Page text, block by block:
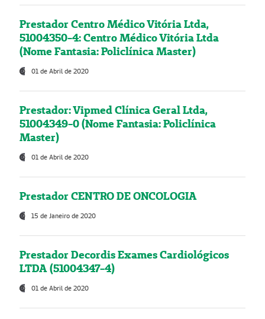
Prestador Centro Médico Vitória Ltda,
51004350-4: Centro Médico Vitória Ltda
(Nome Fantasia: Policlínica Master)
01 de Abril de 2020
Prestador: Vipmed Clínica Geral Ltda,
51004349-0 (Nome Fantasia: Policlínica
Master)
01 de Abril de 2020
Prestador CENTRO DE ONCOLOGIA
15 de Janeiro de 2020
Prestador Decordis Exames Cardiológicos
LTDA (51004347-4)
01 de Abril de 2020